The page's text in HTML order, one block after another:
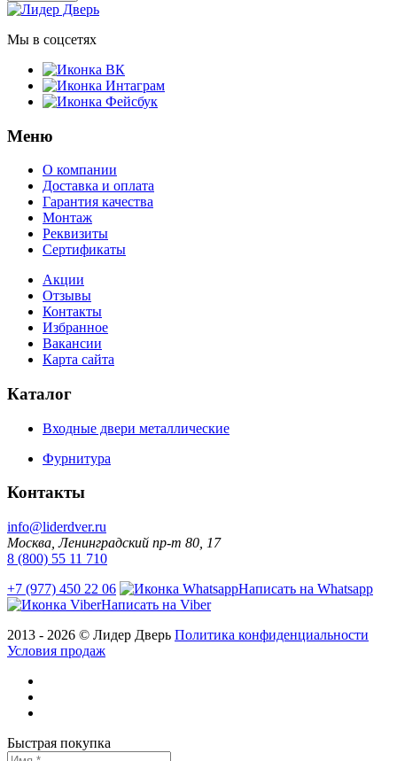
Мы в соцсетях
Меню
О компании
Доставка и оплата
Гарантия качества
Монтаж
Реквизиты
Сертификаты
Акции
Отзывы
Контакты
Избранное
Вакансии
Карта сайта
Каталог
Входные двери металлические
Фурнитура
Контакты
info@liderdver.ru
Москва, Ленинградский пр-т 80, 17
8 (800) 55 11 710
+7 (977) 450 22 06
Написать на Whatsapp
Написать на Viber
2013 - 2026 © Лидер Дверь Политика конфиденциальности
Условия продаж
Быстрая покупка